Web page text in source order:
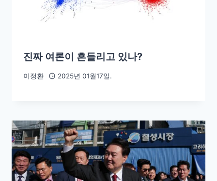
진짜 여론이 흔들리고 있나?
이정환 2025년 01월17일.